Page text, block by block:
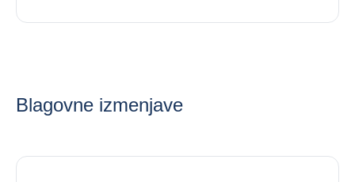
Blagovne izmenjave